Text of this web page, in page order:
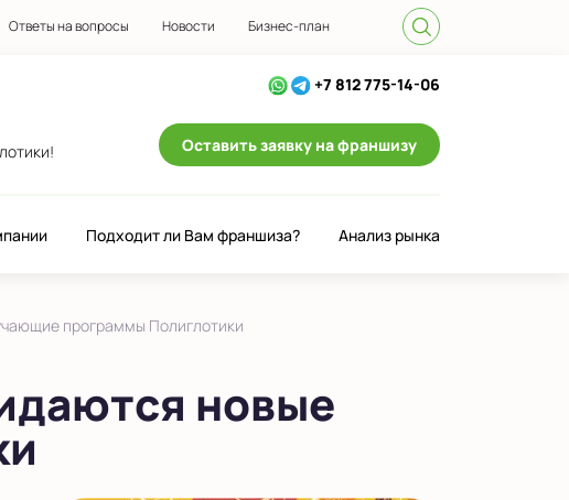
Ответы на вопросы Новости Бизнес-план
+7 812 775-14-06
Оставить заявку на франшизу
Подходит ли Вам франшиза? Анализ рынка
программы Полиглотики
новые